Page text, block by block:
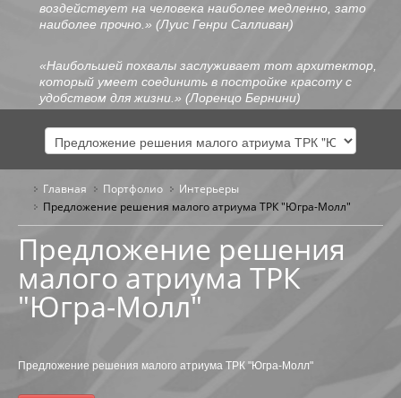
воздействует на человека наиболее медленно, зато
наиболее прочно.» (Луис Генри Салливан)
«Наибольшей похвалы заслуживает тот архитектор,
который умеет соединить в постройке красоту с
удобством для жизни.» (Лоренцо Бернини)
ГЛАВНАЯ
ОБО МНЕ
ПОРТФОЛИО
ОБЩЕСТВЕННЫЕ ЗДАНИЯ
Главная Портфолио
Интерьеры
Предложение решения малого атриума ТРК "Югра-Молл"
Предложение решения
малого атриума ТРК
"Югра-Молл"
Предложение решения малого атриума ТРК "Югра-Молл"